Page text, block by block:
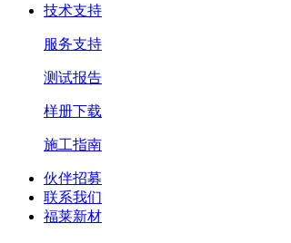
技术支持
服务支持
测试报告
样册下载
施工指南
伙伴招募
联系我们
福莱新材